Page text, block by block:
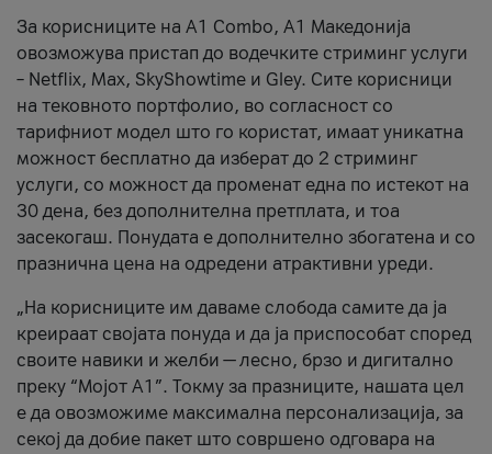
За корисниците на A1 Combo, А1 Македонија
овозможува пристап до водечките стриминг услуги
– Netflix, Max, SkyShowtime и Gley. Сите корисници
на тековното портфолио, во согласност со
тарифниот модел што го користат, имаат уникатна
можност бесплатно да изберат до 2 стриминг
услуги, со можност да променат една по истекот на
30 дена, без дополнителна претплата, и тоа
засекогаш. Понудата е дополнително збогатена и со
празнична цена на одредени атрактивни уреди.
„На корисниците им даваме слобода самите да ја
креираат својата понуда и да ја приспособат според
своите навики и желби — лесно, брзо и дигитално
преку “Мојот А1”. Токму за празниците, нашата цел
е да овозможиме максимална персонализација, за
секој да добие пакет што совршено одговара на